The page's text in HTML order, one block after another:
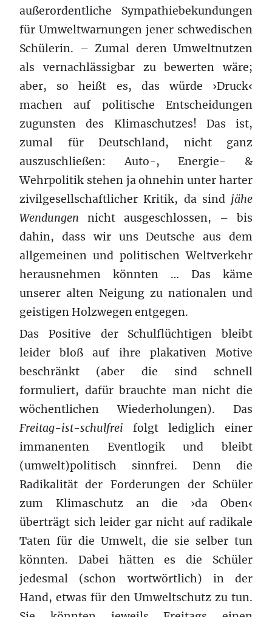
außerordentliche Sympathiebekundungen
für Umweltwarnungen jener schwedischen
Schülerin. – Zumal deren Umweltnutzen
als vernachlässigbar zu bewerten wäre;
aber, so heißt es, das würde ›Druck‹
machen auf politische Entscheidungen
zugunsten des Klimaschutzes! Das ist,
zumal für Deutschland, nicht ganz
auszuschließen: Auto-, Energie- &
Wehrpolitik stehen ja ohnehin unter harter
zivilgesellschaftlicher Kritik, da sind jähe
Wendungen nicht ausgeschlossen, – bis
dahin, dass wir uns Deutsche aus dem
allgemeinen und politischen Weltverkehr
herausnehmen könnten … Das käme
unserer alten Neigung zu nationalen und
geistigen Holzwegen entgegen.
Das Positive der Schulflüchtigen bleibt
leider bloß auf ihre plakativen Motive
beschränkt (aber die sind schnell
formuliert, dafür brauchte man nicht die
wöchentlichen Wiederholungen). Das
Freitag-ist-schulfrei folgt lediglich einer
immanenten Eventlogik und bleibt
(umwelt)politisch sinnfrei. Denn die
Radikalität der Forderungen der Schüler
zum Klimaschutz an die ›da Oben‹
überträgt sich leider gar nicht auf radikale
Taten für die Umwelt, die sie selber tun
könnten. Dabei hätten es die Schüler
jedesmal (schon wortwörtlich) in der
Hand, etwas für den Umweltschutz zu tun.